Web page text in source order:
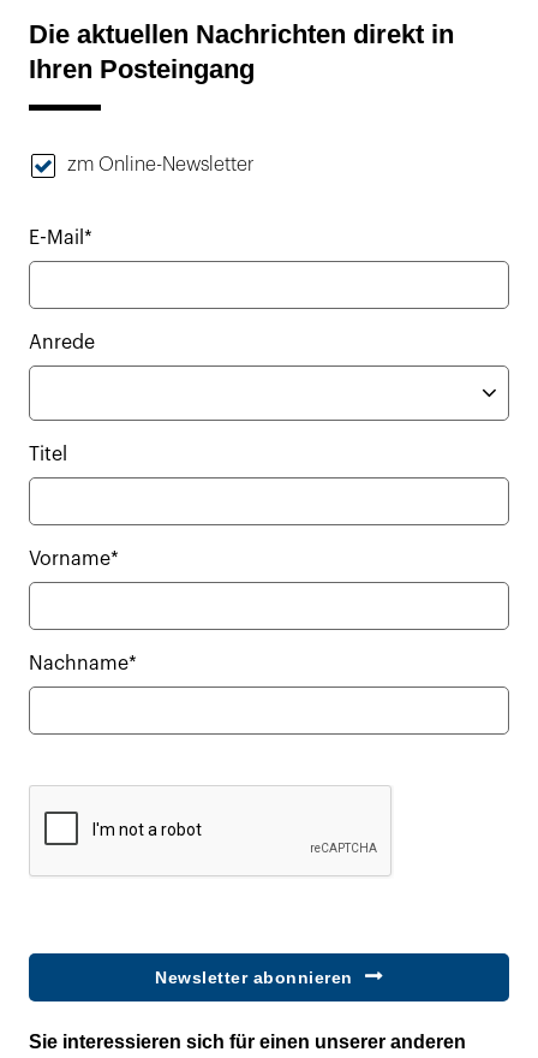
Die aktuellen Nachrichten direkt in
Ihren Posteingang
zm Online-Newsletter
E-Mail*
Anrede
Titel
Vorname*
Nachname*
Newsletter abonnieren
Sie interessieren sich für einen unserer anderen